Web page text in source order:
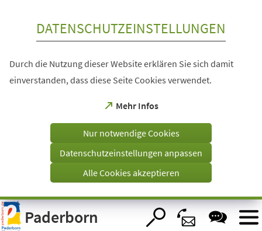
Visuelle
Assistenzsoftware
öffnen.
DATENSCHUTZEINSTELLUNGEN
Durch die Nutzung dieser Website erklären Sie sich damit
einverstanden, dass diese Seite Cookies verwendet.
Mehr Infos
(Öffnet
einem
Tab)
Nur notwendige Cookies
Datenschutzeinstellungen anpassen
Alle Cookies akzeptieren
Paderborn